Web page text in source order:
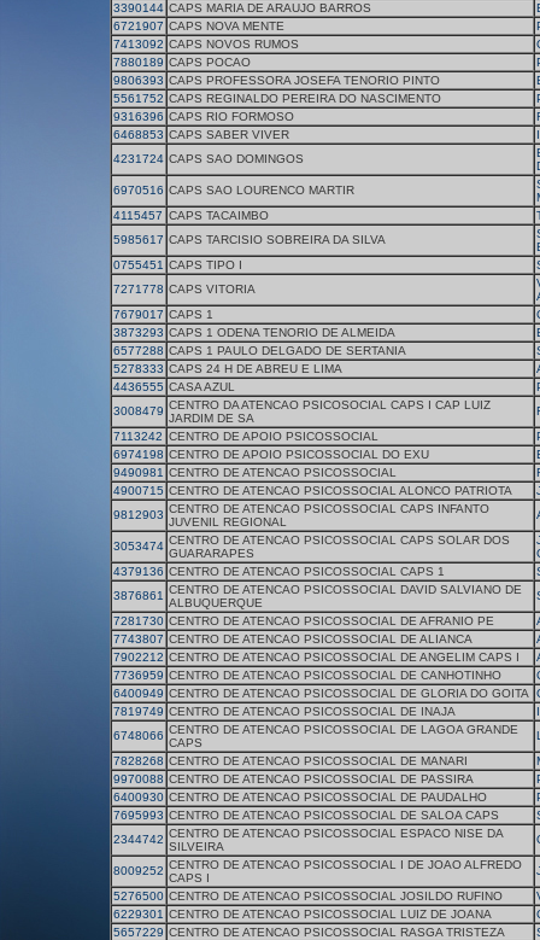
3390144 CAPS MARIA DE ARAUJO BARROS
6721907 CAPS NOVA MENTE
7413092 CAPS NOVOS RUMOS
7880189 CAPS POCAO
9806393 CAPS PROFESSORA JOSEFA TENORIO PINTO
5561752 CAPS REGINALDO PEREIRA DO NASCIMENTO
9316396 CAPS RIO FORMOSO
6468853 CAPS SABER VIVER
4231724 CAPS SAO DOMINGOS
6970516 CAPS SAO LOURENCO MARTIR
4115457 CAPS TACAIMBO
5985617 CAPS TARCISIO SOBREIRA DA SILVA
0755451 CAPS TIPO I
7271778 CAPS VITORIA
7679017 CAPS 1
3873293 CAPS 1 ODENA TENORIO DE ALMEIDA
6577288 CAPS 1 PAULO DELGADO DE SERTANIA
5278333 CAPS 24 H DE ABREU E LIMA
4436555 CASA AZUL
3008479 CENTRO DA ATENCAO PSICOSOCIAL CAPS I CAP LUIZ
JARDIM DE SA
7113242 CENTRO DE APOIO PSICOSSOCIAL
6974198 CENTRO DE APOIO PSICOSSOCIAL DO EXU
9490981 CENTRO DE ATENCAO PSICOSSOCIAL
4900715 CENTRO DE ATENCAO PSICOSSOCIAL ALONCO PATRIOTA
9812903 CENTRO DE ATENCAO PSICOSSOCIAL CAPS INFANTO
JUVENIL REGIONAL
3053474 CENTRO DE ATENCAO PSICOSSOCIAL CAPS SOLAR DOS
GUARARAPES
4379136 CENTRO DE ATENCAO PSICOSSOCIAL CAPS 1
3876861 CENTRO DE ATENCAO PSICOSSOCIAL DAVID SALVIANO DE
ALBUQUERQUE
7281730 CENTRO DE ATENCAO PSICOSSOCIAL DE AFRANIO PE
7743807 CENTRO DE ATENCAO PSICOSSOCIAL DE ALIANCA
7902212 CENTRO DE ATENCAO PSICOSSOCIAL DE ANGELIM CAPS I
7736959 CENTRO DE ATENCAO PSICOSSOCIAL DE CANHOTINHO
6400949 CENTRO DE ATENCAO PSICOSSOCIAL DE GLORIA DO GOITA
7819749 CENTRO DE ATENCAO PSICOSSOCIAL DE INAJA
6748066 CENTRO DE ATENCAO PSICOSSOCIAL DE LAGOA GRANDE
CAPS
7828268 CENTRO DE ATENCAO PSICOSSOCIAL DE MANARI
9970088 CENTRO DE ATENCAO PSICOSSOCIAL DE PASSIRA
6400930 CENTRO DE ATENCAO PSICOSSOCIAL DE PAUDALHO
7695993 CENTRO DE ATENCAO PSICOSSOCIAL DE SALOA CAPS
2344742 CENTRO DE ATENCAO PSICOSSOCIAL ESPACO NISE DA
SILVEIRA
8009252 CENTRO DE ATENCAO PSICOSSOCIAL I DE JOAO ALFREDO
CAPS I
5276500 CENTRO DE ATENCAO PSICOSSOCIAL JOSILDO RUFINO
6229301 CENTRO DE ATENCAO PSICOSSOCIAL LUIZ DE JOANA
5657229 CENTRO DE ATENCAO PSICOSSOCIAL RASGA TRISTEZA